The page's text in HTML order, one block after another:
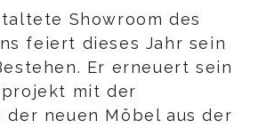
Showroom des
feiert dieses Jahr sein
Er erneuert sein
mit der
der neuen Möbel aus der